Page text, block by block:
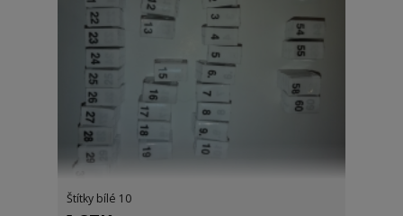
Štítky bílé 10